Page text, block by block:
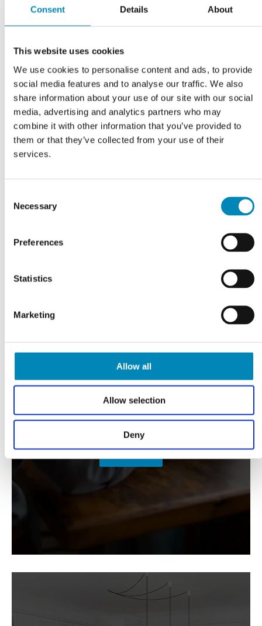
Consent Details About
This website uses cookies
We use cookies to personalise content and ads, to provide
social media features and to analyse our traffic. We also
share information about your use of our site with our social
media, advertising and analytics partners who may
combine it with other information that you’ve provided to
them or that they’ve collected from your use of their
services.
Selection
Necessary
Preferences
Statistics
Marketing
Allow all
Allow selection
Deny
Har du husket?
Professionel rådgivning
LÆS MERE